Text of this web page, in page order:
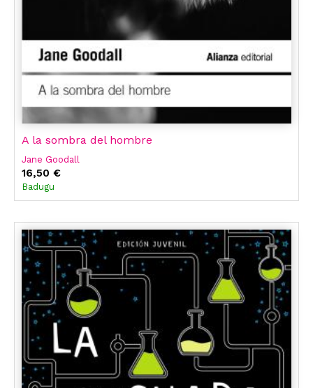
A la sombra del hombre
Jane Goodall
16,50 €
Badugu